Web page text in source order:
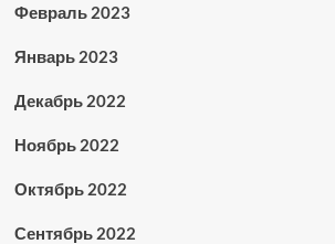
Февраль 2023
Январь 2023
Декабрь 2022
Ноябрь 2022
Октябрь 2022
Сентябрь 2022